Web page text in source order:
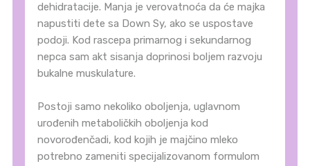
dehidratacije. Manja je verovatnoća da će majka
napustiti dete sa Down Sy, ako se uspostave
podoji. Kod rascepa primarnog i sekundarnog
nepca sam akt sisanja doprinosi boljem razvoju
bukalne muskulature.
Postoji samo nekoliko oboljenja, uglavnom
urođenih metaboličkih oboljenja kod
novorođenčadi, kod kojih je majčino mleko
potrebno zameniti specijalizovanom formulom